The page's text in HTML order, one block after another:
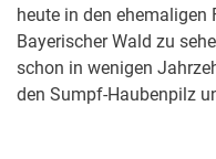
heute in den
Bayerischer Wald zu
schon in wenigen
den Sumpf-Haubenpilz